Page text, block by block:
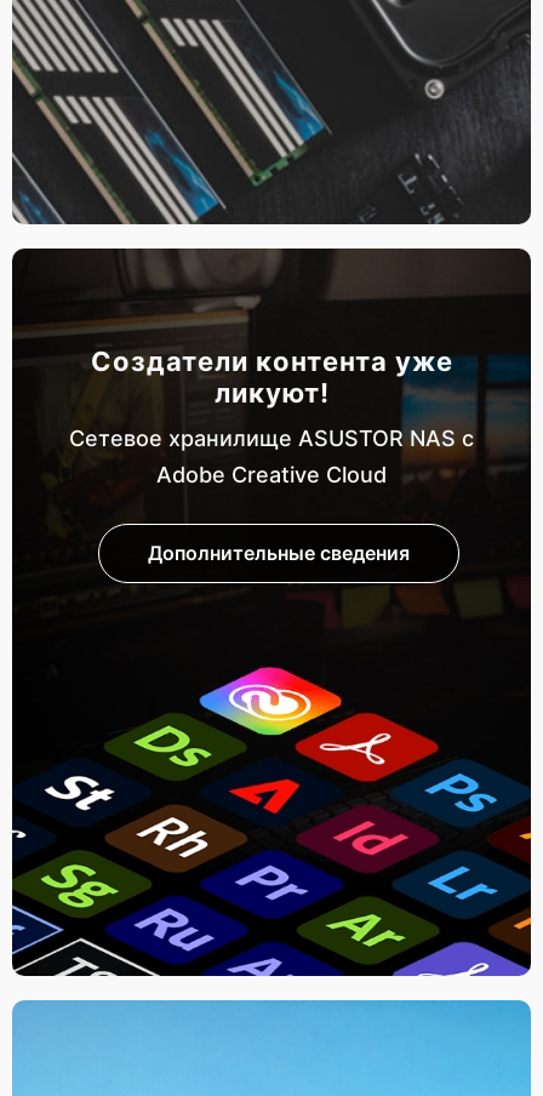
Создатели контента уже
ликуют!
Сетевое хранилище ASUSTOR NAS с
Adobe Creative Cloud
Дополнительные сведения